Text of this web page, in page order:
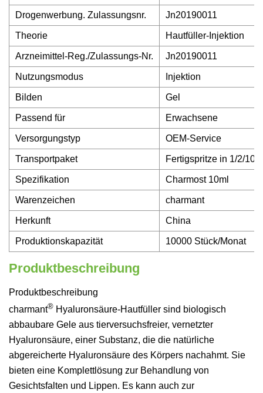
Drogenwerbung. Zulassungsnr. Jn20190011
Theorie Hautfüller-Injektion
Arzneimittel-Reg./Zulassungs-Nr. Jn20190011
Nutzungsmodus Injektion
Bilden Gel
Passend für Erwachsene
Versorgungstyp OEM-Service
Transportpaket Fertigspritze in 1/2/10/
Spezifikation Charmost 10ml
Warenzeichen charmant
Herkunft China
Produktionskapazität 10000 Stück/Monat
Produktbeschreibung
Produktbeschreibung
charmant® Hyaluronsäure-Hautfüller sind biologisch
abbaubare Gele aus tierversuchsfreier, vernetzter
Hyaluronsäure, einer Substanz, die die natürliche
abgereicherte Hyaluronsäure des Körpers nachahmt. Sie
bieten eine Komplettlösung zur Behandlung von
Gesichtsfalten und Lippen. Es kann auch zur